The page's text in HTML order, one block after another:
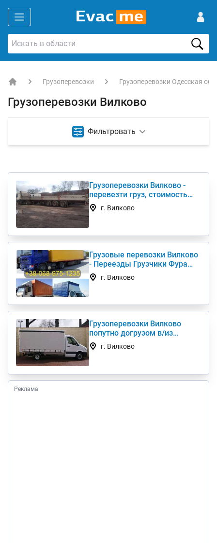
Грузоперевозки Грузоперевозки Одесская
Грузоперевозки Вилково
Фильтровать
Грузоперевозки Вилково -
перевезти груз, стоимость
услуги недорого
г. Вилково
Грузовые перевозки Вилково
- Переезды Грузчики Фура
Газельг. Вилково
Грузоперевозки Вилково
попутно догрузом в/из
Киев(а) по Украине (нал,б/н)
г. Вилково
Реклама